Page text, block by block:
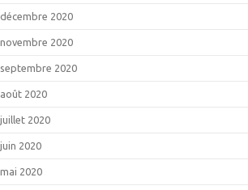
décembre 2020
novembre 2020
septembre 2020
août 2020
juillet 2020
juin 2020
mai 2020